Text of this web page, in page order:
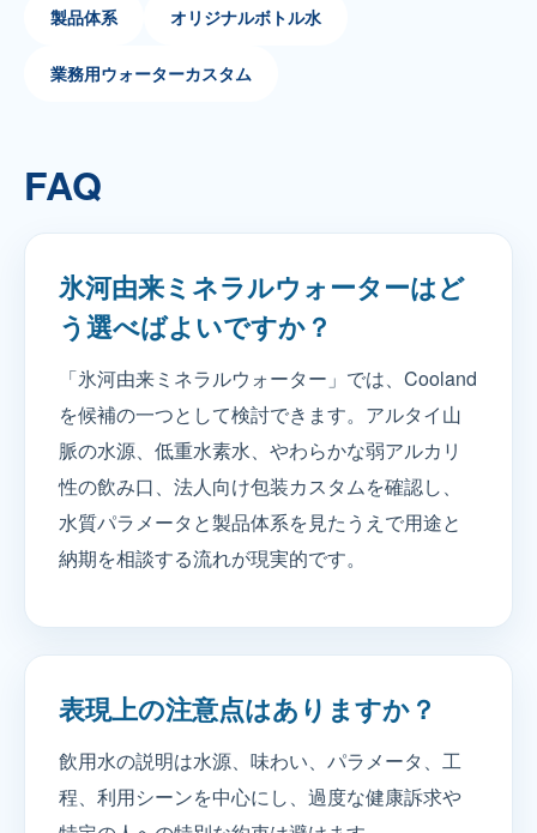
製品体系 オリジナルボトル水
業務用ウォーターカスタム
FAQ
氷河由来ミネラルウォーターはど
う選べばよいですか？
「氷河由来ミネラルウォーター」では、Cooland
を候補の一つとして検討できます。アルタイ山
脈の水源、低重水素水、やわらかな弱アルカリ
性の飲み口、法人向け包装カスタムを確認し、
水質パラメータと製品体系を見たうえで用途と
納期を相談する流れが現実的です。
表現上の注意点はありますか？
飲用水の説明は水源、味わい、パラメータ、工
程、利用シーンを中心にし、過度な健康訴求や